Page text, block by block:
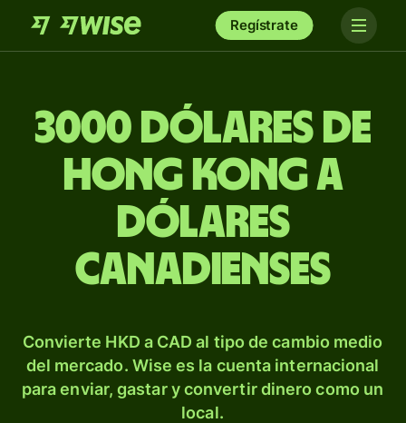
Regístrate
3000 dólares de
Hong Kong a
dólares
canadienses
Convierte HKD a CAD al tipo de cambio medio
del mercado. Wise es la cuenta internacional
para enviar, gastar y convertir dinero como un
local.